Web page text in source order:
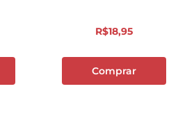
R$18,95
Comprar